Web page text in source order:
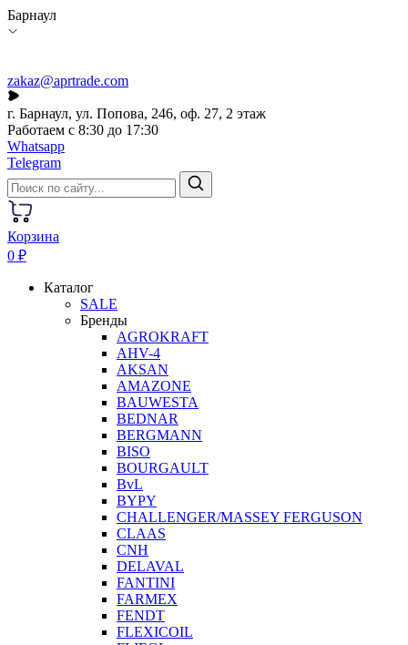
Барнаул
zakaz@aprtrade.com
г. Барнаул, ул. Попова, 246, оф. 27, 2 этаж
Работаем с 8:30 до 17:30
Whatsapp
Telegram
Корзина
0 ₽
Каталог
SALE
Бренды
AGROKRAFT
AHV-4
AKSAN
AMAZONE
BAUWESTA
BEDNAR
BERGMANN
BISO
BOURGAULT
BvL
BYPY
CHALLENGER/MASSEY FERGUSON
CLAAS
CNH
DELAVAL
FANTINI
FARMEX
FENDT
FLEXICOIL